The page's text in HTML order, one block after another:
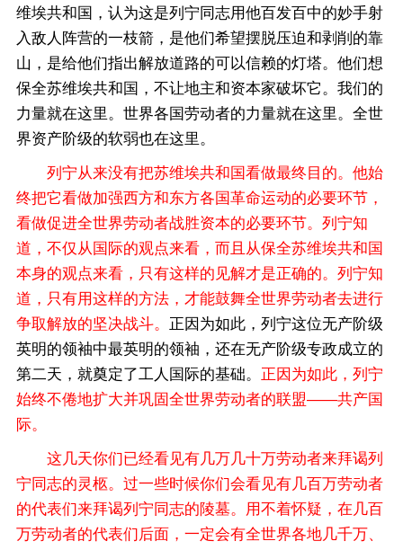
维埃共和国，认为这是列宁同志用他百发百中的妙手射
入敌人阵营的一枝箭，是他们希望摆脱压迫和剥削的靠
山，是给他们指出解放道路的可以信赖的灯塔。他们想
保全苏维埃共和国，不让地主和资本家破坏它。我们的
力量就在这里。世界各国劳动者的力量就在这里。全世
界资产阶级的软弱也在这里。
列宁从来没有把苏维埃共和国看做最终目的。他始
终把它看做加强西方和东方各国革命运动的必要环节，
看做促进全世界劳动者战胜资本的必要环节。列宁知
道，不仅从国际的观点来看，而且从保全苏维埃共和国
本身的观点来看，只有这样的见解才是正确的。列宁知
道，只有用这样的方法，才能鼓舞全世界劳动者去进行
争取解放的坚决战斗。 正因为如此，列宁这位无产阶级
英明的领袖中最英明的领袖，还在无产阶级专政成立的
第二天，就奠定了工人国际的基础。 正因为如此，列宁
始终不倦地扩大并巩固全世界劳动者的联盟——共产国
际。
这几天你们已经看见有几万几十万劳动者来拜谒列
宁同志的灵柩。过一些时候你们会看见有几百万劳动者
的代表们来拜谒列宁同志的陵墓。用不着怀疑，在几百
万劳动者的代表们后面，一定会有全世界各地几千万、